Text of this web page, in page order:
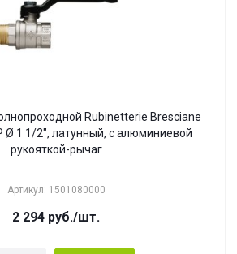
Rubinetterie Bresciane
Ø 1 1/2", латунный, с алюминиевой
рукояткой-рычаг
Артикул: 1501080000
2 294 руб./шт.